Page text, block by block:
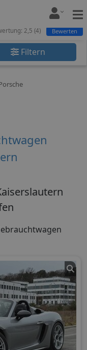
Filtern
2,5 (4) Bewerten